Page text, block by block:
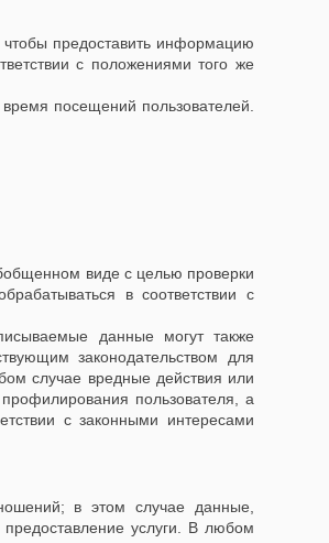
предоставить информацию
с положениями того же
посещений пользователей.
виде с целью проверки
в соответствии с
данные могут также
законодательством для
случае вредные действия или
пользователя, а
с законными интересами
в этом случае данные,
услуги. В любом